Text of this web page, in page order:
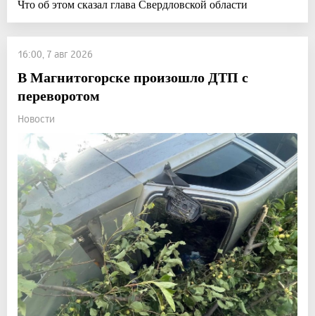
Что об этом сказал глава Свердловской области
16:00, 7 авг 2026
В Магнитогорске произошло ДТП с
переворотом
Новости